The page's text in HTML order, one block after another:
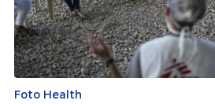
Foto Health